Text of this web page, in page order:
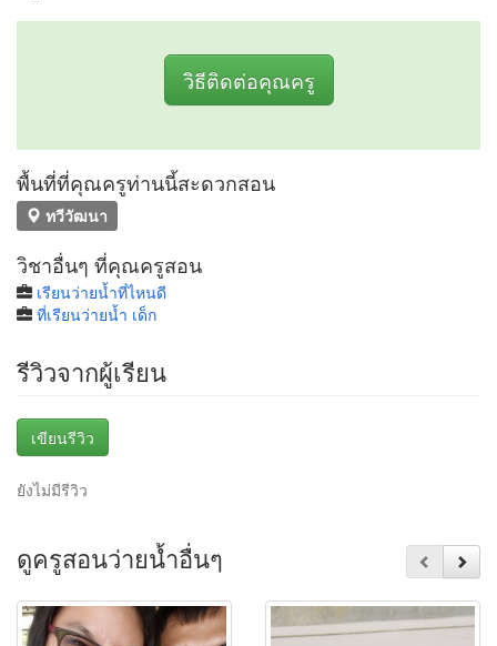
วิธีติดต่อคุณครู
พื้นที่ที่คุณครูท่านนี้สะดวกสอน
ทวีวัฒนา
วิชาอื่นๆ ที่คุณครูสอน
เรียนว่ายน้ำที่ไหนดี
ที่เรียนว่ายน้ำ เด็ก
รีวิวจากผู้เรียน
เขียนรีวิว
ยังไม่มีรีวิว
ดูครูสอนว่ายน้ำอื่นๆ